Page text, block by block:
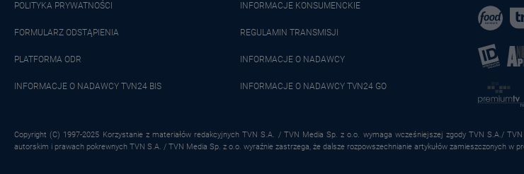
POLITYKA PRYWATNOŚCI INFORMACJE KONSUMENCKIE
FORMULARZ ODSTĄPIENIA REGULAMIN TRANSMISJI
PLATFORMA ODR INFORMACJE O NADAWCY
INFORMACJE O NADAWCY TVN24 BIS INFORMACJE O NADAWCY TVN24 GO
Copyright (C) 1997-2025 Korzystanie z materiałów redakcyjnych TVN S.A. / TVN Media Sp. z o.o. wymaga wcześniejszej zgody TVN S.A./
autorskim i prawach pokrewnych TVN S.A. / TVN Media Sp. z o.o. wyraźnie zastrzega, że dalsze rozpowszechnianie artykułów zamieszczonych